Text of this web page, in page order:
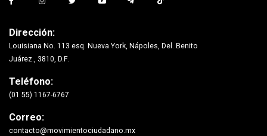
Dirección:
Louisiana No. 113 esq. Nueva York, Nápoles, Del. Benito
Juárez., 3810, D.F.
Teléfono:
(01 55) 1167-6767
Correo:
contacto@movimientociudadano.mx